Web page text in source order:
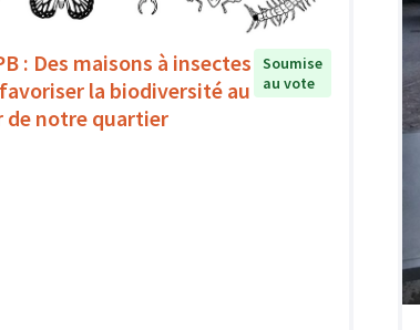
: Des maisons à insectes
la biodiversité au
de notre quartier
Soumise
au vote